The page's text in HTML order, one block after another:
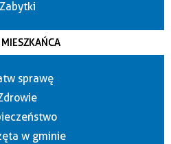
Zabytki
sprawę
w gminie